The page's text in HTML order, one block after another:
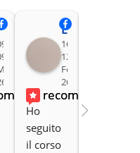
Francesca Desogus Lucia Cr
16:51
12
Feb
26
recommends
Ho
seguito
il corso